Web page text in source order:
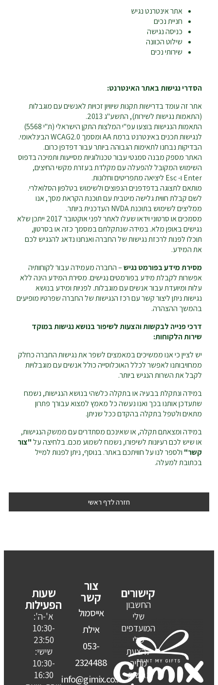
אתר אינטרנט נגיש
חניית נכים
כניסה נגישה
שילוט הכוונה
שירותי נכים
הסדרי נגישות באתר האינטרנט:
אתר זה עומד בדרישות תקנות שיוויון זכויות לאנשים עם מוגבלות
(התאמות נגישות לשירות), התשע"ג 2013.
התאמות הנגישות בוצעו עפ"י המלצות התקן הישראלי (ת"י 5568)
לנגישות תכנים באינטרנט ברמת AA ומסמך WCAG2.0 הבינלאומי.
הבדיקות נבחנו לתאימות הגבוהה ביותר עבור דפדפן כרום.
האתר מספק מבנה סמנטי עבור טכנולוגיות מסייעות ותמיכה בדפוס
השימוש המקובל להפעלה עם מקלדת בעזרת מקשי החיצים,
Enter ו- Esc ליציאה מתפריטים וחלונות.
מותאם לתצוגה בדפדפנים הנפוצים ולשימוש בטלפון הסלואלרי.
לשם קבלת חווית גלישה מיטבית עם תוכנת הקראת מסך, אנו
ממליצים לשימוש בתוכנת NVDA העדכנית ביותר.
מסמכים או סרטוני וידאו שעלו לאתר לפני אוקטובר 2017 ייתכן שלא
נגישים באופן מלא. במידה שנתקלתם במסמך כזה או בסרטון,
תוכלו לפנות לרכזת נגישות של החברה ואנחנו נדאג להנגיש לכם
את המידע.
מסירת מידע בפורמט נגיש– החברה מעמידה עבור לקוחותיה
אפשרות לקבלת מידע בפורמטים נגישים. מסירת המידע הינה ללא
עלות ומיועדת עבור אנשים עם מוגבלות. לפניות ומידע בנושא
נגישות ניתן ליצור קשר עם רכז הנגישות של החברה שפרטיו מופיעים
בהמשך ההצהרה.
דרכי פנייה לבקשות והצעות לשיפור בנושא נגישות במוקד
שירות הלקוחות:
יש לציין כי אנו ממשיכים במאמצים לשפר את נגישות החברה כחלק
ממחויבותנו לאפשר לכלל האוכלוסייה כולל אנשים עם מוגבלויות
לקבל את השרות הנגיש ביותר.
במידה ונתקלת בבעיה או בתקלה כלשהי בנושא הנגישות, נשמח
שתעדכן אותנו בכך ואנו נעשה כל מאמץ למצוא עבורך פתרון
מתאים ולטפל בתקלה בהקדם ככל שניתן.
במידה ומצאתם תקלה, או שאינכם מסתדרים עם ממשק הנגישות,
או שיש לכם רעיונות לשיפורו, נשמח לשמוע מכם. בלחיצה על"צור
קשר" ולספר לנו על חוויתכם באתר. בנוסף, ניתן לפנות למייל
בכתובת למעלה.
חזרה לדף ראשי
קישורים
החשבון
שלי
המועדפים
שלי
להצעת
מחיר
נגישות
צור
קשר
אייסמול
אילת
053-
2324488
info@gimix.co.il
שעות
הפעילות
א'-ה':
10:30-
23:50
שישי:
10:30-
16:30